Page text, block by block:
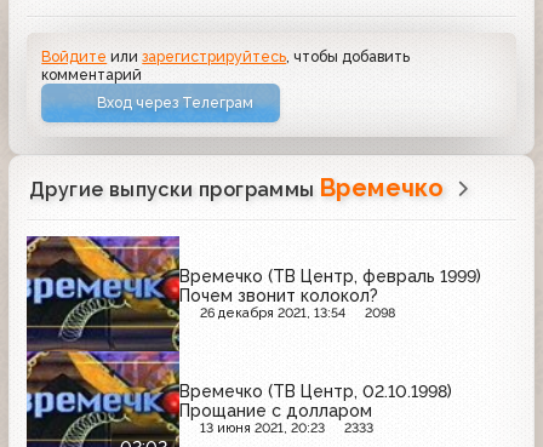
Войдите илизарегистрируйтесь , чтобы добавить
комментарий
Вход через Телеграм
Другие выпуски программы Времечко
Времечко (ТВ Центр, февраль 1999)
Почем звонит колокол?
26 декабря 2021, 13:54 2098
Времечко (ТВ Центр, 02.10.1998)
Прощание с долларом
13 июня 2021, 20:23 2333